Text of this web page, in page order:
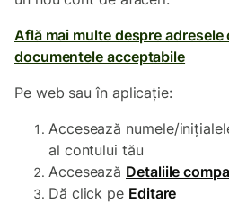
Află mai multe despre
documentele acceptabile
Pe web sau în aplicație:
Accesează numele/
al contului tău
Accesează Detaliile
Dă click pe Editare